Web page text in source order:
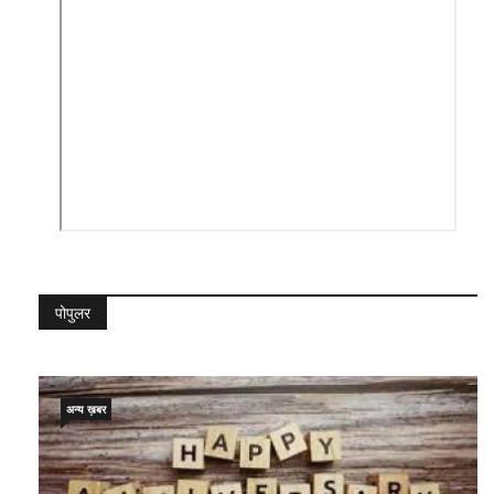
पोपुलर
अन्य ख़बर